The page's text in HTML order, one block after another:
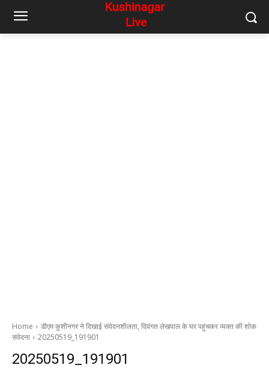
Home
डीएम कुशीनगर ने दिखाई संवेदनशीलता, दिवंगत लेखपाल के घर पहुंचकर व्यक्त की शोक
संवेदना
20250519_191901
20250519_191901